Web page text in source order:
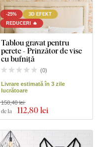
-25%
3D EFEKT
REDUCERI 🔥
Tablou gravat pentru
perete - Prinzător de vise
cu bufniță
(0)
Livrare estimată în 3 zile
lucrătoare
de la 112,80 lei
150,40 lei